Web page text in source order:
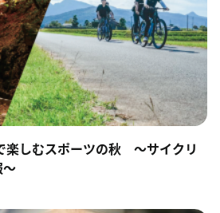
楽しむスポーツの秋 ～サイクリ